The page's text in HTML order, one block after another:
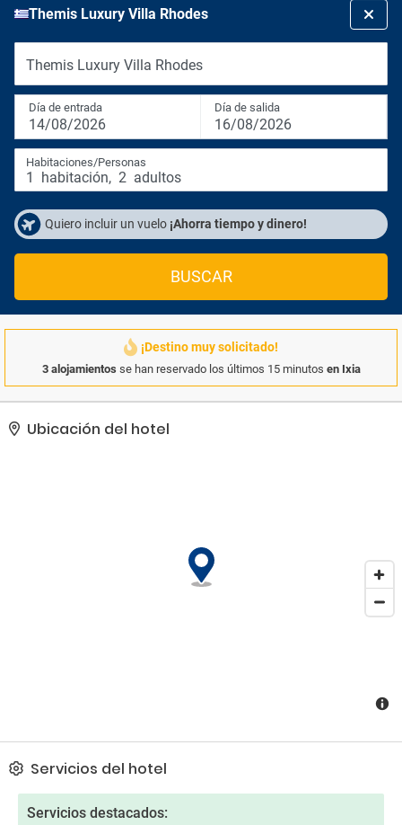
Themis Luxury Villa Rhodes
Themis Luxury Villa Rhodes
Día de entrada
14/08/2026
Día de salida
16/08/2026
Habitaciones/Personas
1 habitación, 2 adultos
Quiero incluir un vuelo ¡Ahorra tiempo y dinero!
BUSCAR
¡Destino muy solicitado!
3 alojamientos se han reservado los últimos 15 minutos en Ixia
Ubicación del hotel
Servicios del hotel
Servicios destacados: